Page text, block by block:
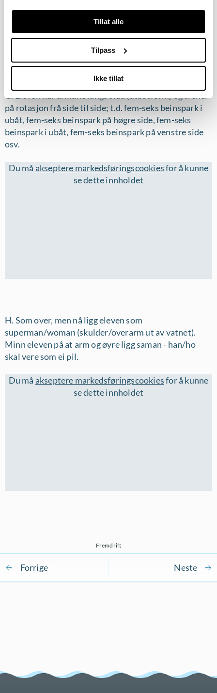
Tillat alle
Tilpass
Ikke tillat
E. Eleven gjer så crawlbeinspark med armane langs
sida (ubåtform), utan brett.
F. Deretter held eleven armane langs sida (ubåtform),
utan brett, men nå ligg eleven anten på høgre eller
G. Eleven har armane langs sida (utbåtform) og trener
på rotasjon frå side til side; t.d. fem-seks beinspark i
ubåt, fem-seks beinspark på høgre side, fem-seks
beinspark i ubåt, fem-seks beinspark på venstre side
osv.
Du må akseptere markedsføringscookiesfor å kunne
se dette innholdet
H. Som over, men nå ligg eleven som
superman/woman (skulder/overarm ut av vatnet).
Minn eleven på at arm og øyre ligg saman - han/ho
skal vere som ei pil.
Du må akseptere markedsføringscookiesfor å kunne
se dette innholdet
Fremdrift